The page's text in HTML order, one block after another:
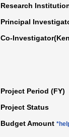
Research
Principal
Co-
Project Period (FY)
Project Status
Budget Amount